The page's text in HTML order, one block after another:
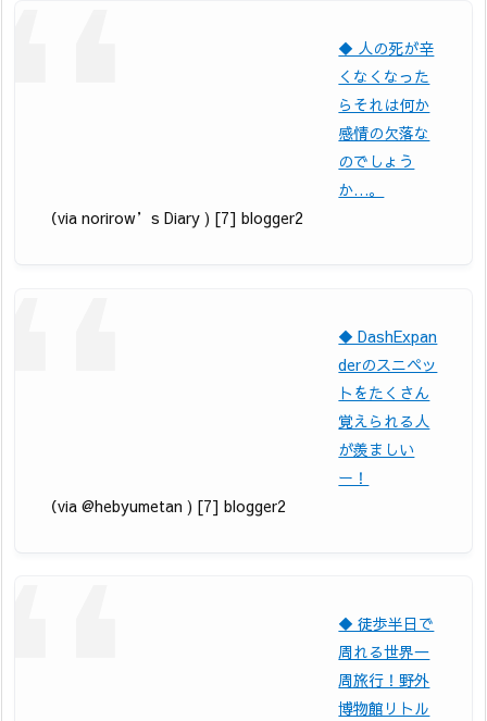
◆ 人の死が辛
くなくなった
らそれは何か
感情の欠落な
のでしょう
か…。
（via norirow’s Diary ) [7] blogger2
◆ DashExpan
derのスニペッ
トをたくさん
覚えられる人
が羨ましい
ー！
（via @hebyumetan ) [7] blogger2
◆ 徒歩半日で
周れる世界一
周旅行！野外
博物館リトル